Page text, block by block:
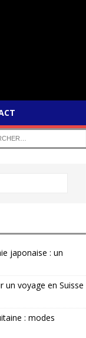
japonaise : un
un voyage en Suisse
: modes